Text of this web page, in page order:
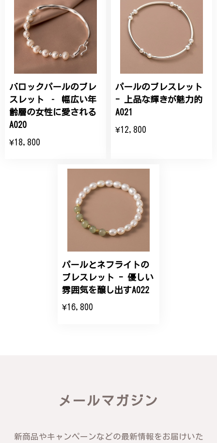
2025/09/19
こちらの要望にもスムーズにお応えいただき、無事に
商品を受け取れました。 ありがとうございました。
ひなげしの花のブローチ ご褒美 プレゼント C020
2025/07/27
大切な節目のお祝いに、母へのプレゼント用に購入さ
せていただきました。実際に目にすると 華美すぎず
丁寧なデザインで、イメージ以上にとても素敵な1点
【オーダーメイド】オリジナルリング
2025/06/16
こちらのオーダーの細かい調整に何度も対応していた
だき、ありがとうございました。
2024/11/20
バングルの腕周りのサイズ直しも料金に含まれてお
にご満足いただけたこと、そして当店を
信頼いただけたことを大変嬉しく思いま
ともお客様にご満足頂けるサービスを心
バロックパールのブレ
スレット ‐ 幅広い年
齢層の女性に愛される
A020
¥18,800
パールのブレスレット
- 上品な輝きが魅力的
A021
¥12,800
パールとネフライトの
ブレスレット - 優しい
雰囲気を醸し出すA022
¥16,800
メールマガジン
新商品やキャンペーンなどの最新情報をお届けいた